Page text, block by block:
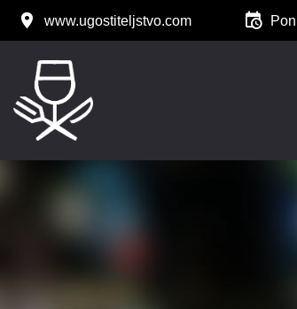
www.ugostiteljstvo.com